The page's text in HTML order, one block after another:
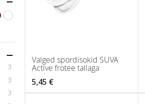
Valged spordisokid SUVA
Active frotee tallaga
5,45 €
3
3
3 toodet